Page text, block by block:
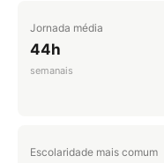
Jornada média
44h
semanais
Escolaridade mais comum